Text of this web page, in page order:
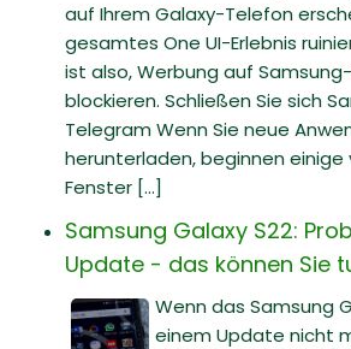
auf Ihrem Galaxy-Telefon
gesamtes One UI-Erlebnis
ist also, Werbung auf
blockieren. Schließen Sie sich
Telegram Wenn Sie neue
herunterladen, beginnen einige
Fenster [...]
Samsung Galaxy S22:
Update - das können Sie
Wenn das Samsung
einem Update nicht